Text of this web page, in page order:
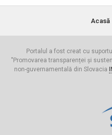
Acasă
Portalul a fost creat cu
"Promovarea transparenței și
non-guvernamentală din Slovacia